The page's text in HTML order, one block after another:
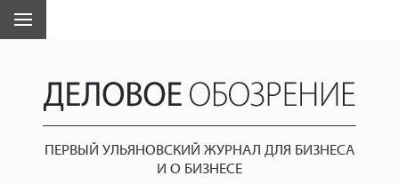
ПЕРВЫЙ УЛЬЯНОВСКИЙ ЖУРНАЛ ДЛЯ БИЗНЕСА
И О БИЗНЕСЕ